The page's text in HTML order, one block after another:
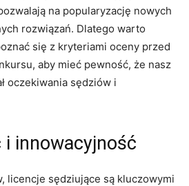
na popularyzację nowych​
rozwiązań. Dlatego warto
się z kryteriami oceny przed
aby mieć pewność, że nasz
oczekiwania sędziów i
innowacyjność
licencje sędziujące są‍ kluczowymi